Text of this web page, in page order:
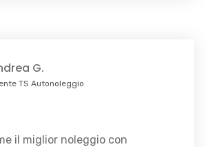
G.
TS Autonoleggio
il miglior noleggio con